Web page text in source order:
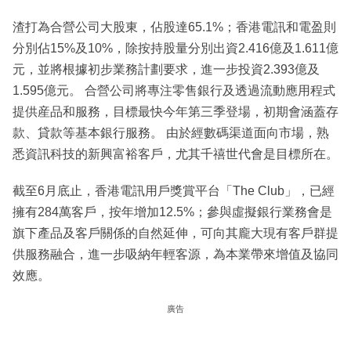
渣打為合營公司大股東，佔股達65.1%；香港電訊和電盈則
分別佔15%及10%，除按持股量分別出資2.416億及1.611億
元，並將根據初步業務計劃要求，進一步投資2.393億及
1.595億元。 合營公司將專注零售銀行及透過流動應用程式
提供産品和服務，目標最快今年第三季登場，初期會涵蓋存
款、貸款等基本銀行服務。 由於經數碼渠道面向市場，熟
悉資訊科技的新興富裕客戶，尤其千禧世代會是目標所在。
截至6月底止，香港電訊用戶獎賞平台「The Club」，已經
擁有284萬客戶，按年增加12.5%；參與虛擬銀行業務會是
旗下產品及客戶關係的自然延伸，可向其龐大現有客戶群提
供服務融合，進一步吸納年輕客源，為本業帶來增值及協同
效應。
廣告